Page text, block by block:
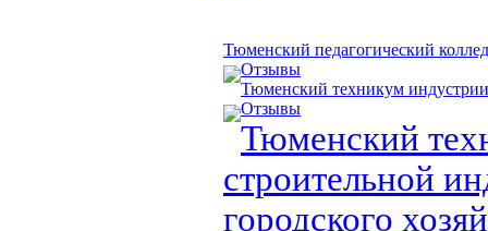
Тюменский педагогический
Отзывы
Тюменский техникум
Отзывы
Тюменский
строительной
городского